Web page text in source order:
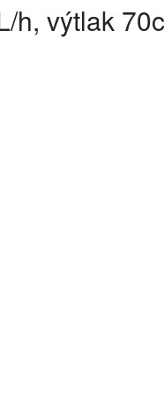
h, výtlak